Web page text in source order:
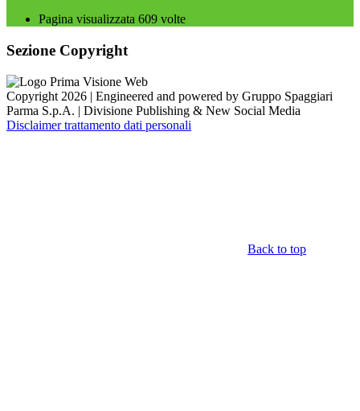
Pagina visualizzata 609 volte
Sezione Copyright
Copyright 2026 | Engineered and powered by Gruppo Spaggiari
Parma S.p.A. | Divisione Publishing & New Social Media
Disclaimer trattamento dati personali
Back to top